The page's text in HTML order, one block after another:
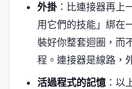
外掛：比連接器再上
用它們的技能」綁在
裝好你整套迴圈，而
程。連接器是線路，
活過程式的記憶：以